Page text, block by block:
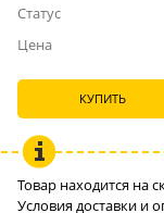
Статус
Цена
КУПИТЬ
Товар находится на
Условия доставки и